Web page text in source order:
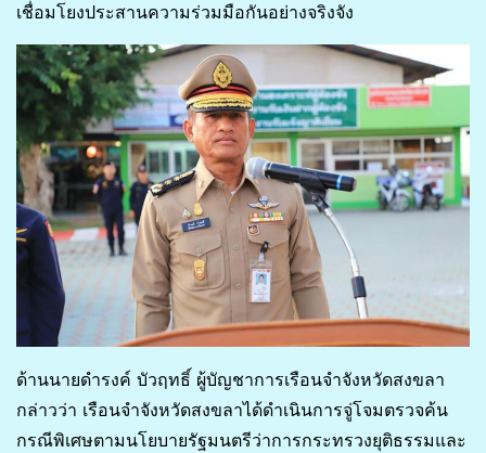
เชื่อมโยงประสานความร่วมมือกันอย่างจริงจัง
ด้านนายดำรงค์ บัวฤทธิ์ ผู้บัญชาการเรือนจำจังหวัดสงขลา
กล่าวว่า เรือนจำจังหวัดสงขลาได้ดำเนินการจู่โจมตรวจค้น
กรณีพิเศษตามนโยบายรัฐมนตรีว่าการกระทรวงยุติธรรมและ